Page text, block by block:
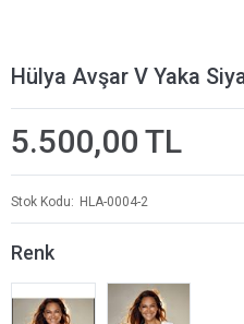
Hülya Avşar V Yaka
5.500,00 TL
Stok Kodu HLA-0004-2
Renk